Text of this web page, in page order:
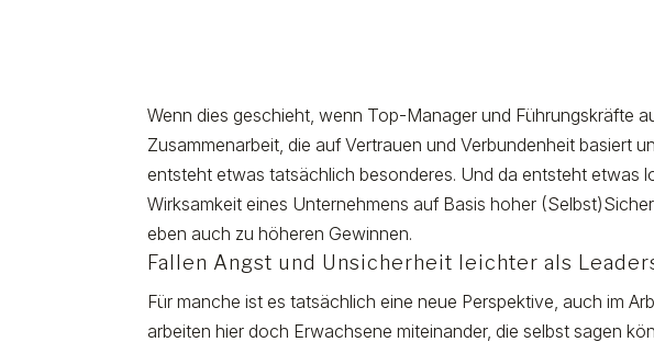
Wenn dies geschieht, wenn Top-Manager und Führungskräfte
Zusammenarbeit, die auf Vertrauen und Verbundenheit basiert
entsteht etwas tatsächlich besonderes. Und da entsteht etwas
Wirksamkeit eines Unternehmens auf Basis hoher
eben auch zu höheren Gewinnen.
Fallen Angst und Unsicherheit leichter als
Für manche ist es tatsächlich eine neue Perspektive, auch im
arbeiten hier doch Erwachsene miteinander, die selbst sagen